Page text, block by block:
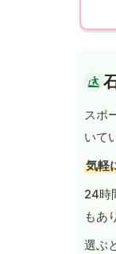
スポ
いて
気軽
24時
もあ
選ぶ